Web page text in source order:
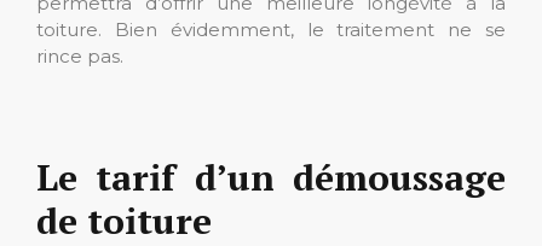
toiture. Bien évidemment, le traitement ne se
rince pas.
Le tarif d’un démoussage
de toiture